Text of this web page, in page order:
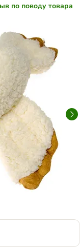
по поводу товара